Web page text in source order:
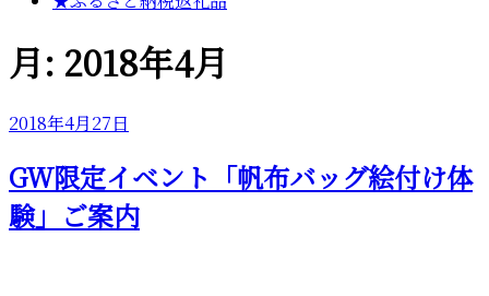
月: 2018年4月
投
日:
2018年4月27日
GW限定イベント「帆布バッグ絵付け体
験」ご案内